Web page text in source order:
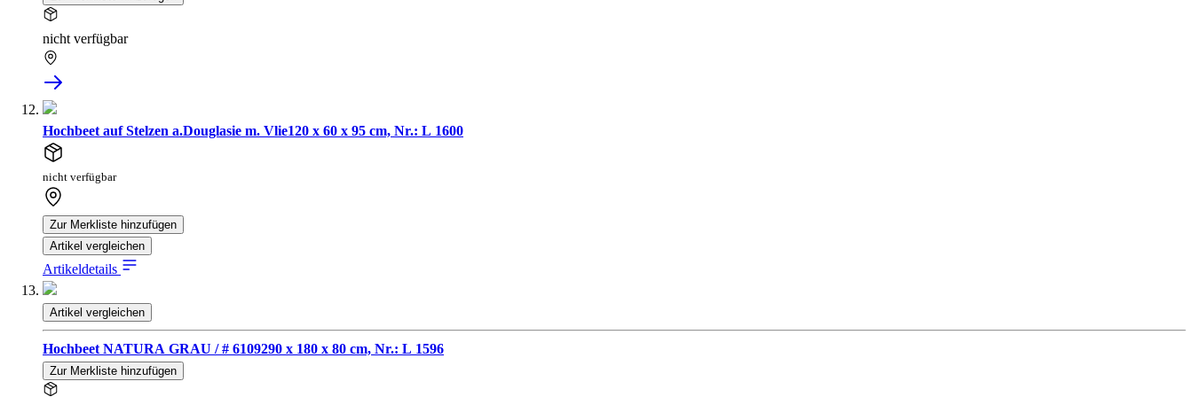
nicht verfügbar
Hochbeet auf Stelzen a.Douglasie m. Vlie120 x 60 x 95 cm, Nr.: L 1600
nicht verfügbar
Zur Merkliste hinzufügen
Artikel vergleichen
Artikeldetails
Artikel vergleichen
Hochbeet NATURA GRAU / # 6109290 x 180 x 80 cm, Nr.: L 1596
Zur Merkliste hinzufügen